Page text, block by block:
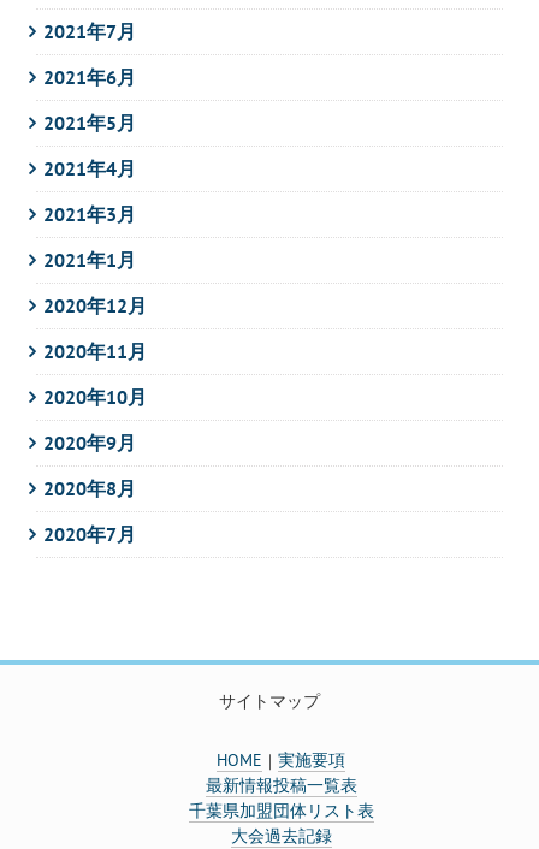
2021年7月
2021年6月
2021年5月
2021年4月
2021年3月
2021年1月
2020年12月
2020年11月
2020年10月
2020年9月
2020年8月
2020年7月
サイトマップ
HOME ｜実施要項
最新情報投稿一覧表
千葉県加盟団体リスト表
大会過去記録